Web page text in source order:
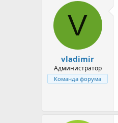
V
vladimir
Администратор
Команда форума